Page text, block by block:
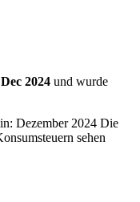
2024 und wurde
Dezember 2024 Die
sehen